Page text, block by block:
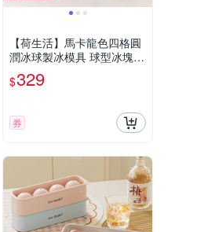
【荷生活】馬卡龍色四格圓
潤冰球製冰模具 球型冰塊不
易融化易脫模製冰盒-大號2
入組
$329
券